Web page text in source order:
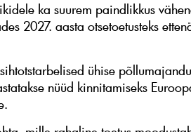
ka suurem paindlikkus
2027. aasta otsetoetusteks
ühise
nüüd kinnitamiseks